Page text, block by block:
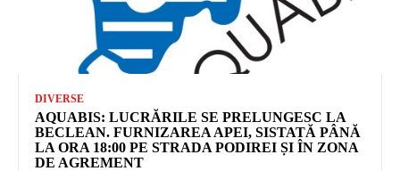
DIVERSE
AQUABIS: LUCRĂRILE SE PRELUNGESC LA
BECLEAN. FURNIZAREA APEI, SISTATĂ PÂNĂ
LA ORA 18:00 PE STRADA PODIREI ȘI ÎN ZONA
DE AGREMENT